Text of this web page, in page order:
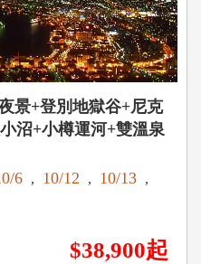
景+登別地獄谷+尼克
沼+小樽運河+雙溫泉
6 , 10/12 , 10/13 ,
$38,900起